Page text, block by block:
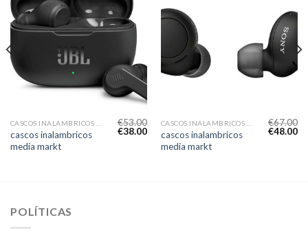
cascos inalambricos
media markt
€53.00
€38.00
cascos inalambricos
media markt
€67.00
€48.00
POLÍTICAS